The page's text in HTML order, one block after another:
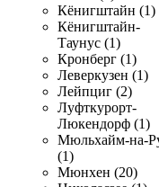
Кёнигштайн (1)
Кёнигштайн-
Таунус (1)
Кронберг (1)
Леверкузен (1)
Лейпциг (2)
Луфткурорт-
Люкендорф (1)
Мюльхайм-на-
(1)
Мюнхен (20)